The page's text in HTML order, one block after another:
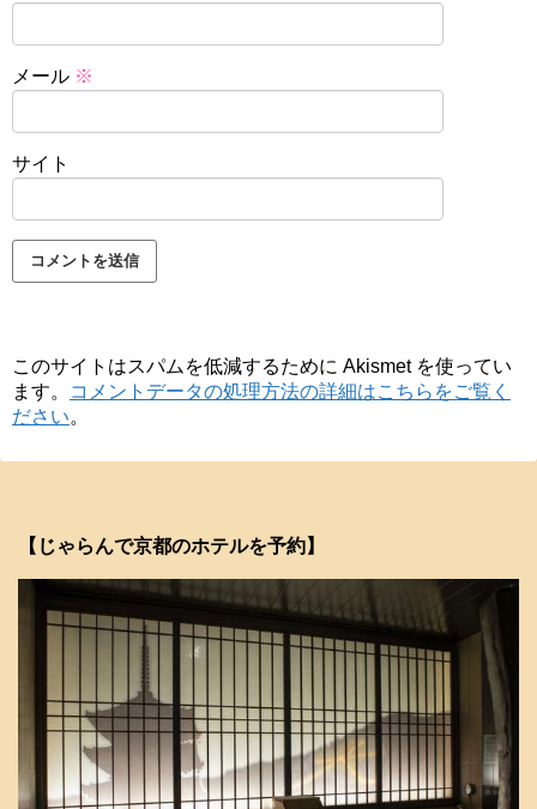
メール ※
サイト
このサイトはスパムを低減するために Akismet を使ってい
ます。
コメントデータの処理方法の詳細はこちらをご覧く
ださい。
【じゃらんで京都のホテルを予約】